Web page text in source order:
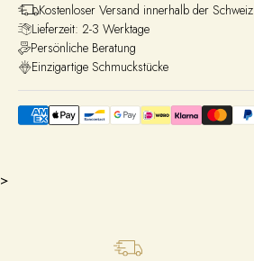
Kostenloser Versand innerhalb der Schweiz
Lieferzeit: 2-3 Werktage
Persönliche Beratung
Einzigartige Schmuckstücke
>